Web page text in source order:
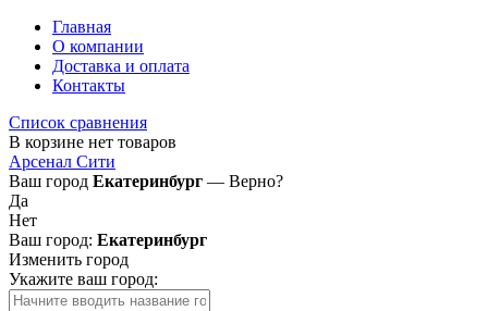
Главная
О компании
Доставка и оплата
Контакты
Список сравнения
В корзине нет товаров
Арсенал Сити
Ваш город Екатеринбург — Верно?
Да
Нет
Ваш город: Екатеринбург
Изменить город
Укажите ваш город: